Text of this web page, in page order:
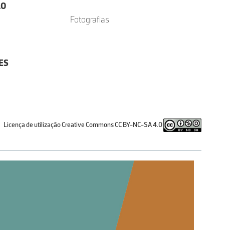
Fotografias
Licença de utilização Creative Commons CC BY-NC-SA 4.0